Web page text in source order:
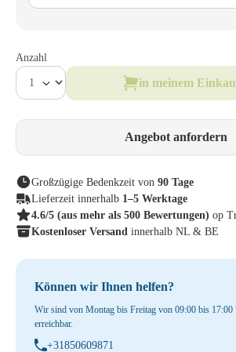
Anzahl
in meinem
Angebot anfordern
Großzügige Bedenkzeit von 90 Tage
Lieferzeit innerhalb 1–5 Werktage
4.6/5 (aus mehr als 500 Bewertungen) op
Kostenloser Versand innerhalb NL & BE
Können wir Ihnen helfen?
Wir sind von Montag bis Freitag von 09:00 bis 17:00
erreichbar.
+31850609871